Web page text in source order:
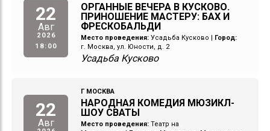
22
Авг
2026
18:00
ОРГАННЫЕ ВЕЧЕРА В КУСКОВО.
ПРИНОШЕНИЕ МАСТЕРУ: БАХ И
ФРЕСКОБАЛЬДИ
Место проведения: Усадьба Кусково | Город:
г. Москва, ул. Юности, д. 2
Усадьба Кусково
22
Авг
Г МОСКВА
НАРОДНАЯ КОМЕДИЯ МЮЗИКЛ-
ШОУ СВАТЫ
Место проведения: Театр на